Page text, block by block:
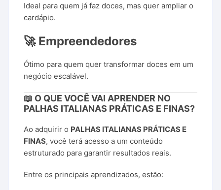
Ideal para quem já faz doces, mas quer ampliar o
cardápio.
🚀 Empreendedores
Ótimo para quem quer transformar doces em um
negócio escalável.
📖 O QUE VOCÊ VAI APRENDER NO
PALHAS ITALIANAS PRÁTICAS E FINAS?
Ao adquirir o PALHAS ITALIANAS PRÁTICAS E
FINAS, você terá acesso a um conteúdo
estruturado para garantir resultados reais.
Entre os principais aprendizados, estão: